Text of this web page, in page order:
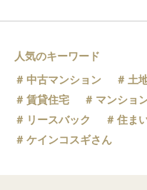
人気のキーワード
中古マンション
土
賃貸住宅
マンショ
リースバック
住ま
ケインコスギさん